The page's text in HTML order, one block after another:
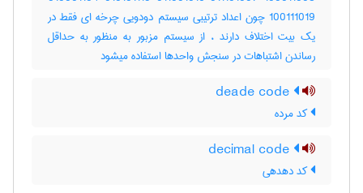
‎100111019 چون اعداد ترتیبی سیستم دودویی چرخه ای فقط در
یک بیت اختلاف دارند ، از سیستم مزبور به منظور به حداقل
رساندن اشتباهات در سنجش واحدها استفاده میشود
کد مرده
کد دهدهی